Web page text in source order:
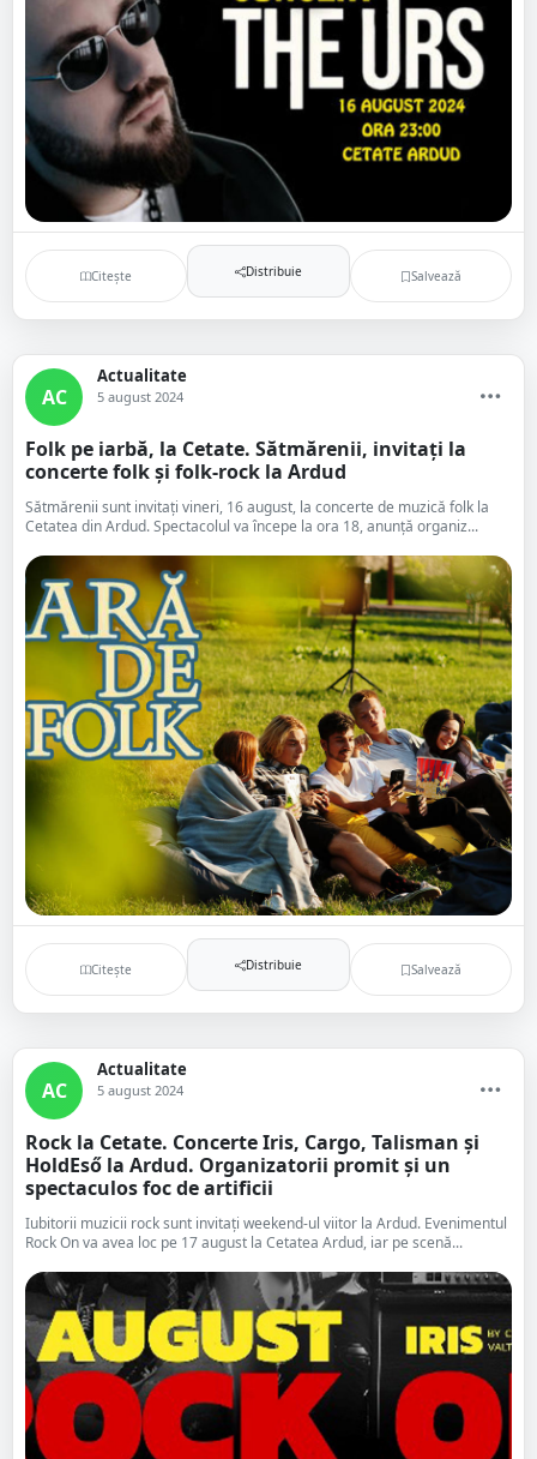
Citește Distribuie Salvează
AC
Actualitate
5 august 2024
Folk pe iarbă, la Cetate. Sătmărenii, invitați la
concerte folk și folk-rock la Ardud
Sătmărenii sunt invitați vineri, 16 august, la concerte de muzică folk la
Cetatea din Ardud. Spectacolul va începe la ora 18, anunță organiz...
Citește Distribuie Salvează
AC
Actualitate
5 august 2024
Rock la Cetate. Concerte Iris, Cargo, Talisman și
HoldEső la Ardud. Organizatorii promit și un
spectaculos foc de artificii
Iubitorii muzicii rock sunt invitați weekend-ul viitor la Ardud. Evenimentul
Rock On va avea loc pe 17 august la Cetatea Ardud, iar pe scenă...